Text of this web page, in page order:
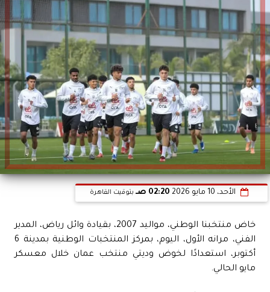
الأحد، 10 مايو 2026 02:20 صـ بتوقيت القاهرة
خاض منتخبنا الوطني، مواليد 2007، بقيادة وائل رياض، المدير
الفني، مرانه الأول، اليوم، بمركز المنتخبات الوطنية بمدينة 6
أكتوبر، استعدادًا لخوض وديتي منتخب عمان خلال معسكر
مايو الحالي.